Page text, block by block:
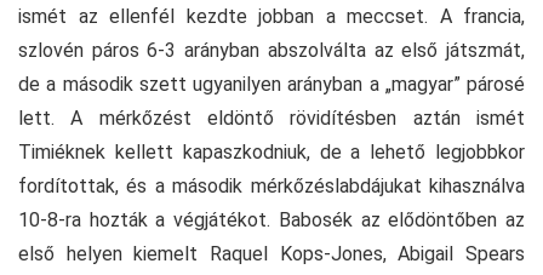
ismét az ellenfél kezdte jobban a meccset. A francia,
szlovén páros 6-3 arányban abszolválta az első játszmát,
de a második szett ugyanilyen arányban a „magyar” párosé
lett. A mérkőzést eldöntő rövidítésben aztán ismét
Timiéknek kellett kapaszkodniuk, de a lehető legjobbkor
fordítottak, és a második mérkőzéslabdájukat kihasználva
10-8-ra hozták a végjátékot. Babosék az elődöntőben az
első helyen kiemelt Raquel Kops-Jones, Abigail Spears